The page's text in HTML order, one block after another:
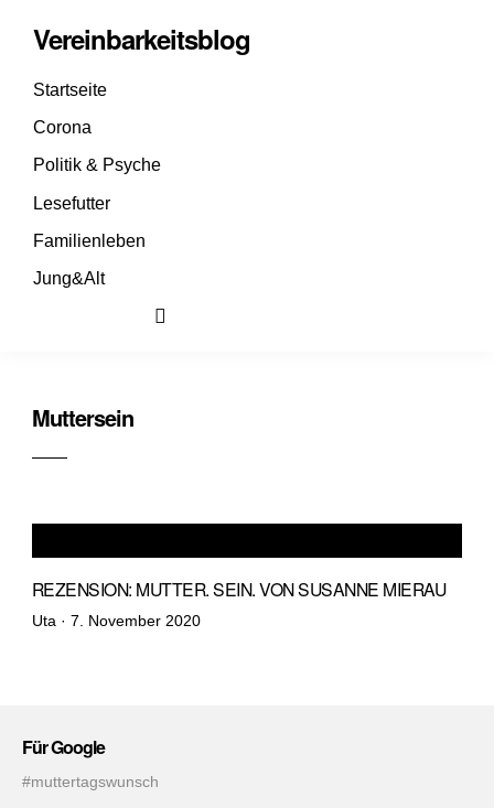
Vereinbarkeitsblog
Startseite
Corona
Politik & Psyche
Lesefutter
Familienleben
Jung&Alt
Muttersein
REZENSION: MUTTER. SEIN. VON SUSANNE MIERAU
Uta · Veröffentlicht
7. November 2020
Für Google
#muttertagswunsch